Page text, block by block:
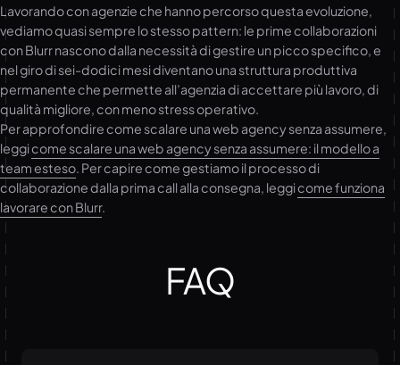
Lavorando con agenzie che hanno percorso questa evoluzione,
vediamo quasi sempre lo stesso pattern: le prime collaborazioni
con Blurr nascono dalla necessità di gestire un picco specifico, e
nel giro di sei-dodici mesi diventano una struttura produttiva
permanente che permette all’agenzia di accettare più lavoro, di
qualità migliore, con meno stress operativo.
Per approfondire come scalare una web agency senza assumere,
leggicome scalare una web agency senza assumere: il modello a
team esteso. Per capire come gestiamo il processo di
collaborazione dalla prima call alla consegna, leggicome funziona
lavorare con Blurr.
FAQ